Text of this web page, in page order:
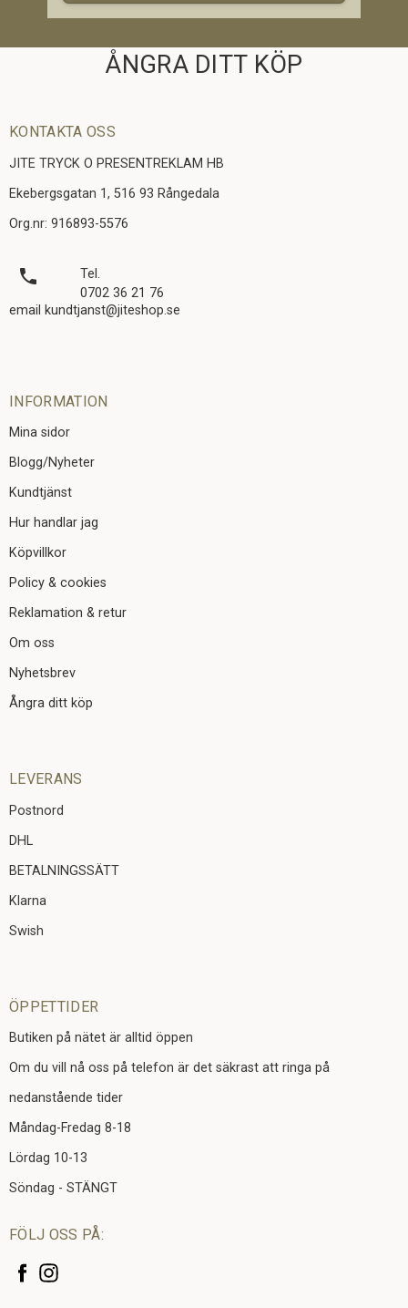
ÅNGRA DITT KÖP
KONTAKTA OSS
JITE TRYCK O PRESENTREKLAM HB
Ekebergsgatan 1, 516 93 Rångedala
Org.nr: 916893-5576
local_phone
Tel.
0702 36 21 76
email kundtjanst@jiteshop.se
INFORMATION
Mina sidor
Blogg/Nyheter
Kundtjänst
Hur handlar jag
Köpvillkor
Policy & cookies
Reklamation & retur
Om oss
Nyhetsbrev
Ångra ditt köp
LEVERANS
Postnord
DHL
BETALNINGSSÄTT
Klarna
Swish
ÖPPETTIDER
Butiken på nätet är alltid öppen
Om du vill nå oss på telefon är det säkrast att ringa på
nedanstående tider
Måndag-Fredag 8-18
Lördag 10-13
Söndag - STÄNGT
FÖLJ OSS PÅ: